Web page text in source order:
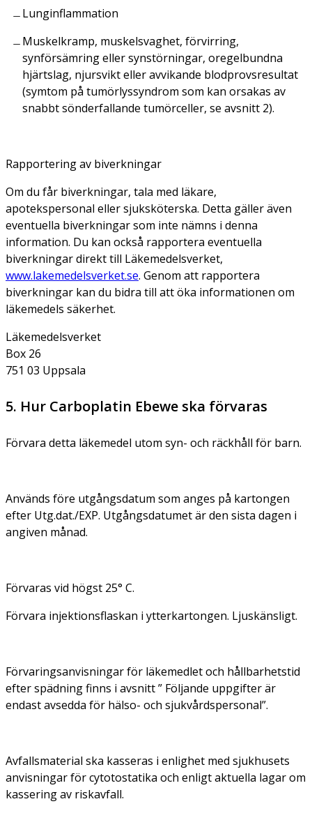
Lunginflammation
Muskelkramp, muskelsvaghet, förvirring,
synförsämring eller synstörningar, oregelbundna
hjärtslag, njursvikt eller avvikande blodprovsresultat
(symtom på tumörlyssyndrom som kan orsakas av
snabbt sönderfallande tumörceller, se avsnitt 2).
Rapportering av biverkningar
Om du får biverkningar, tala med läkare,
apotekspersonal eller sjuksköterska. Detta gäller även
eventuella biverkningar som inte nämns i denna
information. Du kan också rapportera eventuella
biverkningar direkt till Läkemedelsverket,
www.lakemedelsverket.se. Genom att rapportera
biverkningar kan du bidra till att öka informationen om
läkemedels säkerhet.
Läkemedelsverket
Box 26
751 03 Uppsala
5. Hur Carboplatin Ebewe ska förvaras
Förvara detta läkemedel utom syn- och räckhåll för barn.
Används före utgångsdatum som anges på kartongen
efter Utg.dat./EXP. Utgångsdatumet är den sista dagen i
angiven månad.
Förvaras vid högst 25° C.
Förvara injektionsflaskan i ytterkartongen. Ljuskänsligt.
Förvaringsanvisningar för läkemedlet och hållbarhetstid
efter spädning finns i avsnitt ” Följande uppgifter är
endast avsedda för hälso- och sjukvårdspersonal”.
Avfallsmaterial ska kasseras i enlighet med sjukhusets
anvisningar för cytotostatika och enligt aktuella lagar om
kassering av riskavfall.